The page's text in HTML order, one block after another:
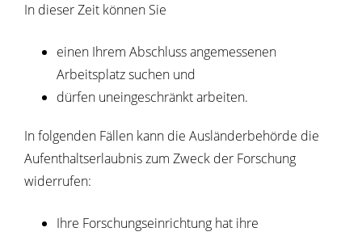
In dieser Zeit können Sie
einen Ihrem Abschluss angemessenen
Arbeitsplatz suchen und
dürfen uneingeschränkt arbeiten.
In folgenden Fällen kann die Ausländerbehörde die
Aufenthaltserlaubnis zum Zweck der Forschung
widerrufen:
Ihre Forschungseinrichtung hat ihre